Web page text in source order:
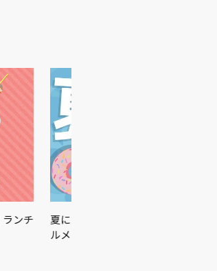
夏に買うべきはこれ☀️🏖🍉この夏を楽しむア
ルメをご紹介♪